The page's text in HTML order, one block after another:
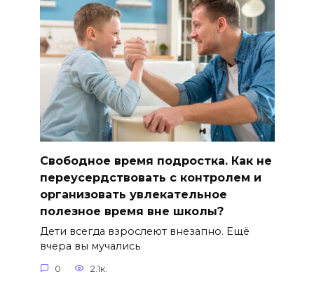
Свободное время подростка. Как не
переусердствовать с контролем и
организовать увлекательное
полезное время вне школы?
Дети всегда взрослеют внезапно. Ещё
вчера вы мучались
0 2.1к.